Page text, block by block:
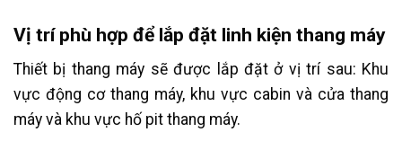
Vị trí phù hợp để lắp đặt linh kiện thang máy
Thiết bị thang máy sẽ được lắp đặt ở vị trí sau: Khu
vực động cơ thang máy, khu vực cabin và cửa thang
máy và khu vực hố pit thang máy.